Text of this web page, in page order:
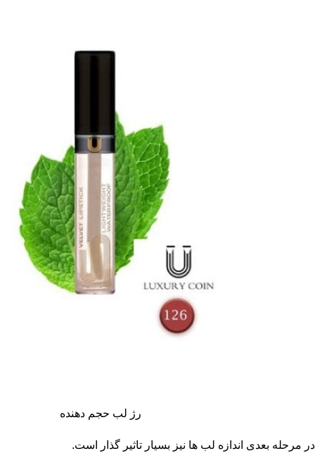
رژ لب حجم دهنده
در مرحله بعدی اندازه لب ها نیز بسیار تاثیر گذار است.